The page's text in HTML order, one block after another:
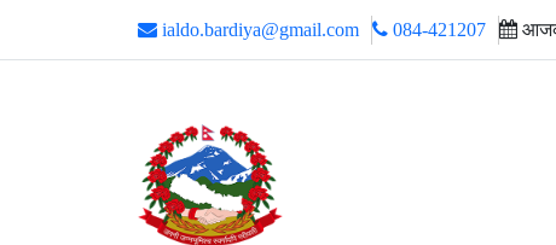
ialdo.bardiya@gmail.com 084-421207